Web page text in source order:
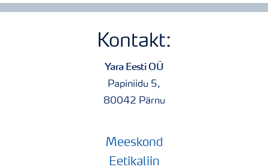
Kontakt:
Yara Eesti OÜ
Papiniidu 5,
80042 Pärnu
Meeskond
Eetikaliin